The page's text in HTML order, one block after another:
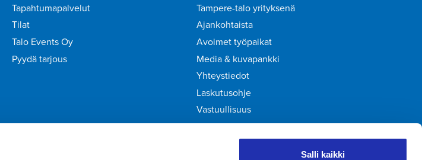
Salli kaikki
Tapahtumapalvelut
Tilat
Talo Events Oy
Pyydä tarjous
Tampere-talo yrityksenä
Ajankohtaista
Avoimet työpaikat
Media & kuvapankki
Yhteystiedot
Laskutusohje
Vastuullisuus